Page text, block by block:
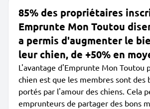
85% des propriétaires
Emprunte Mon Toutou
a permis d'augmenter le
leur chien, de +50% en
L'avantage d'Emprunte Mon Toutou
chien est que les membres sont des
portés par l'amour des chiens. Cela
emprunteurs de partager des bons